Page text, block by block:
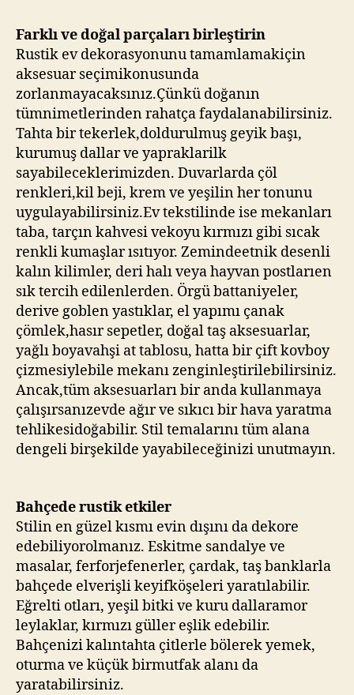
Farklı ve doğal parçaları birleştirin
Rustik ev dekorasyonunu tamamlamakiçin
aksesuar seçimikonusunda
zorlanmayacaksınız.Çünkü doğanın
tümnimetlerinden rahatça faydalanabilirsiniz.
Tahta bir tekerlek,doldurulmuş geyik başı,
kurumuş dallar ve yapraklarilk
sayabileceklerimizden. Duvarlarda çöl
renkleri,kil beji, krem ve yeşilin her tonunu
uygulayabilirsiniz.Ev tekstilinde ise mekanları
taba, tarçın kahvesi vekoyu kırmızı gibi sıcak
renkli kumaşlar ısıtıyor. Zemindeetnik desenli
kalın kilimler, deri halı veya hayvan postlarıen
sık tercih edilenlerden. Örgü battaniyeler,
derive goblen yastıklar, el yapımı çanak
çömlek,hasır sepetler, doğal taş aksesuarlar,
yağlı boyavahşi at tablosu, hatta bir çift kovboy
çizmesiylebile mekanı zenginleştirilebilirsiniz.
Ancak,tüm aksesuarları bir anda kullanmaya
çalışırsanızevde ağır ve sıkıcı bir hava yaratma
tehlikesidoğabilir. Stil temalarını tüm alana
dengeli birşekilde yayabileceğinizi unutmayın.
Bahçede rustik etkiler
Stilin en güzel kısmı evin dışını da dekore
edebiliyorolmanız. Eskitme sandalye ve
masalar, ferforjefenerler, çardak, taş banklarla
bahçede elverişli keyifköşeleri yaratılabilir.
Eğrelti otları, yeşil bitki ve kuru dallaramor
leylaklar, kırmızı güller eşlik edebilir.
Bahçenizi kalıntahta çitlerle bölerek yemek,
oturma ve küçük birmutfak alanı da
yaratabilirsiniz.